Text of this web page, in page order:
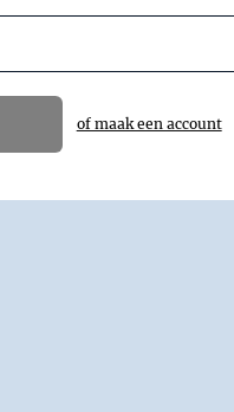
of maak een account